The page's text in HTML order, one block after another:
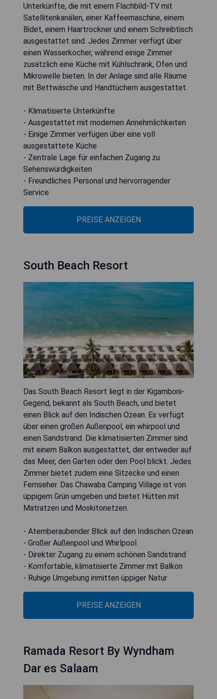
Unterkünfte, die mit einem Flachbild-TV mit
Satellitenkanälen, einer Kaffeemaschine, einem
Bidet, einem Haartrockner und einem Schreibtisch
ausgestattet sind. Jedes Zimmer verfügt über
einen Wasserkocher, während einige Zimmer
zusätzlich eine Küche mit Kühlschrank, Ofen und
Mikrowelle bieten. In der Anlage sind alle Räume
mit Bettwäsche und Handtüchern ausgestattet.
- Klimatisierte Unterkünfte
- Ausgestattet mit modernen Annehmlichkeiten
- Einige Zimmer verfügen über eine voll
ausgestattete Küche
- Zentrale Lage für einfachen Zugang zu
Sehenswürdigkeiten
- Freundliches Personal und hervorragender
Service
PREISE ANZEIGEN
South Beach Resort
Das South Beach Resort liegt in der Kigamboni-
Gegend, bekannt als South Beach, und bietet
einen Blick auf den Indischen Ozean. Es verfügt
über einen großen Außenpool, ein whirpool und
einen Sandstrand. Die klimatisierten Zimmer sind
mit einem Balkon ausgestattet, der entweder auf
das Meer, den Garten oder den Pool blickt. Jedes
Zimmer bietet zudem eine Sitzecke und einen
Fernseher. Das Chawaba Camping Village ist von
üppigem Grün umgeben und bietet Hütten mit
Matratzen und Moskitonetzen.
- Atemberaubender Blick auf den Indischen Ozean
- Großer Außenpool und Whirlpool
- Direkter Zugang zu einem schönen Sandstrand
- Komfortable, klimatisierte Zimmer mit Balkon
- Ruhige Umgebung inmitten üppiger Natur
PREISE ANZEIGEN
Ramada Resort By Wyndham
Dar es Salaam